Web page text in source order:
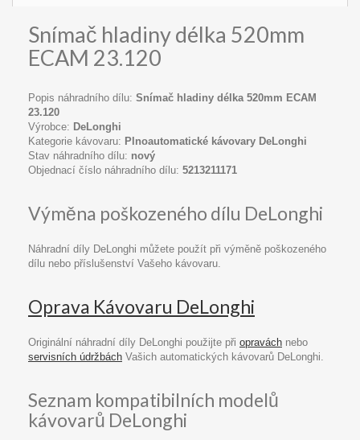
Snímač hladiny délka 520mm
ECAM 23.120
Popis náhradního dílu: Snímač hladiny délka 520mm ECAM
23.120
Výrobce: DeLonghi
Kategorie kávovaru: Plnoautomatické kávovary DeLonghi
Stav náhradního dílu: nový
Objednací číslo náhradního dílu: 5213211171
Výměna poškozeného dílu DeLonghi
Náhradní díly DeLonghi můžete použít při výměně poškozeného
dílu nebo příslušenství Vašeho kávovaru.
Oprava Kávovaru DeLonghi
Originální náhradní díly DeLonghi použijte při opravách nebo
servisních údržbách Vašich automatických kávovarů DeLonghi.
Seznam kompatibilních modelů
kávovarů DeLonghi